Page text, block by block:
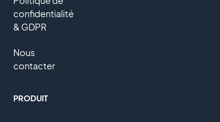
confidentialité
& GDPR
Nous
contacter
PRODUIT